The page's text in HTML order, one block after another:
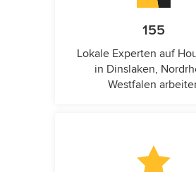
155
Lokale Experten auf
in Dinslaken,
Westfalen